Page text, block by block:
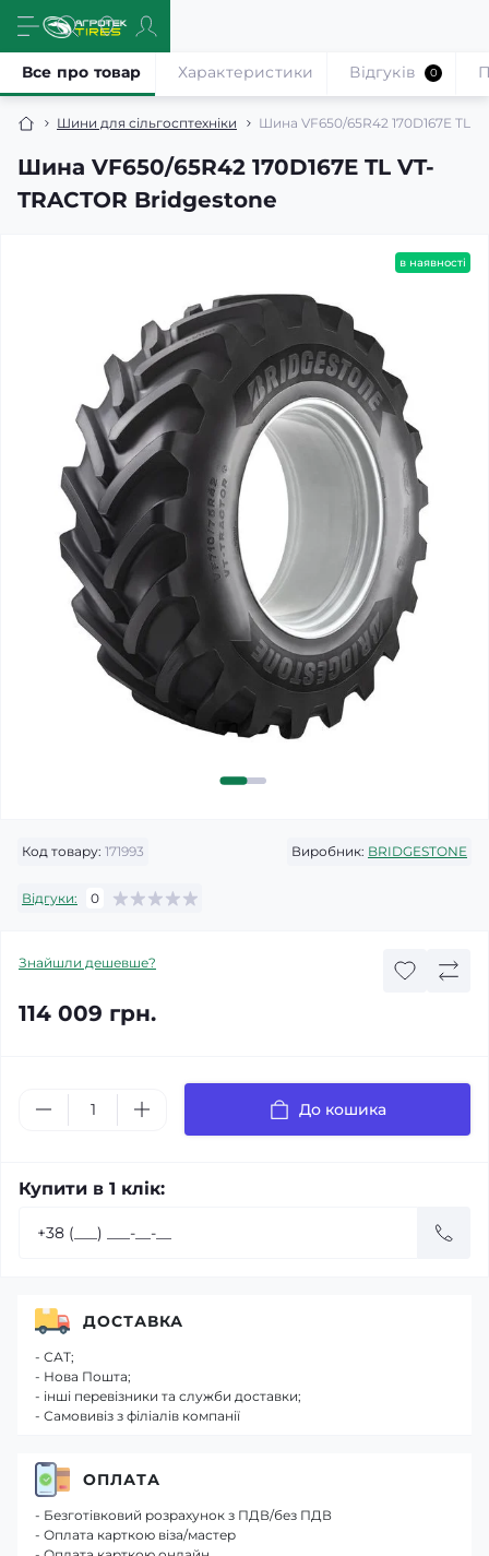
Шини для сільгосптехніки Шина VF650/65R42 170D167E TL
Шина VF650/65R42 170D167E TL VT-
TRACTOR Bridgestone
Все про товар Характеристики Відгуків 0
в наявності
Код товару: 171993 Виробник: BRIDGESTONE
Відгуки: 0
Знайшли дешевше?
114 009 грн.
До кошика
Купити в 1 клік:
ДОСТАВКА
- САТ;
- Нова Пошта;
- інші перевізники та служби доставки;
- Самовивіз з філіалів компанії
ОПЛАТА
- Безготівковий розрахунок з ПДВ/без ПДВ
- Оплата карткою віза/мастер